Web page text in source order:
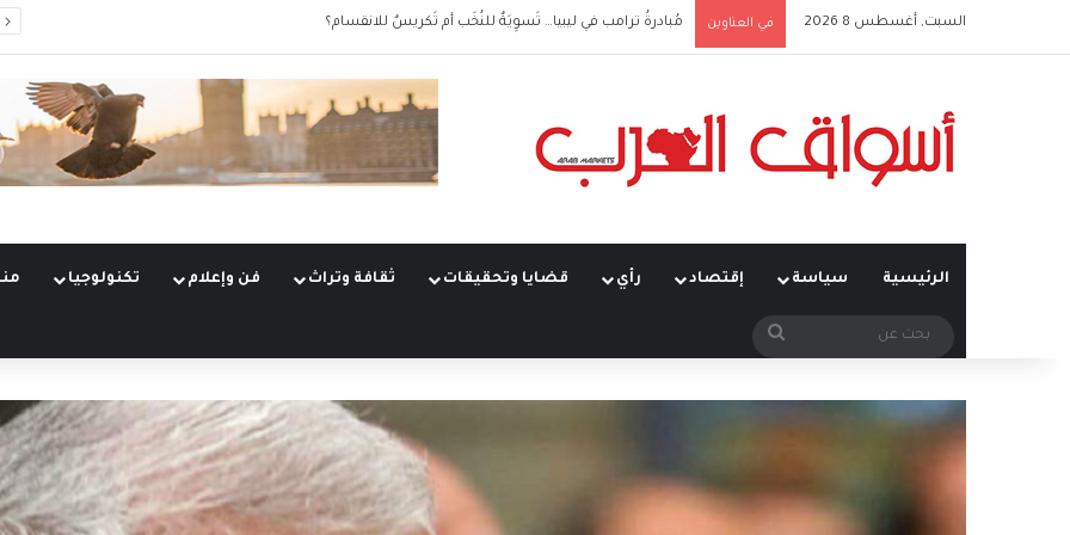
السبت, أغسطس 8 2026 في العناوين مُبادرةُ ترامب في ليبيا… تَسوِيَةٌ للنُخَب أم تَكريسٌ للانقسام؟
الرئيسية سياسة إقتصاد رأي قضايا وتحقيقات ثقافة وتراث فن وإعلام تكنولوجيا
بحث